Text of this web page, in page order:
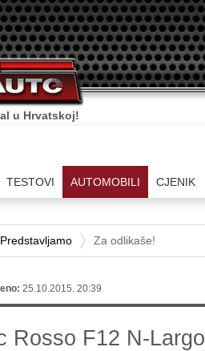
u Hrvatskoj!
TESTOVI AUTOMOBILI CJENIK
Predstavljamo Za odlikaše!
25.10.2015. 20:39
Rosso F12 N-Largo